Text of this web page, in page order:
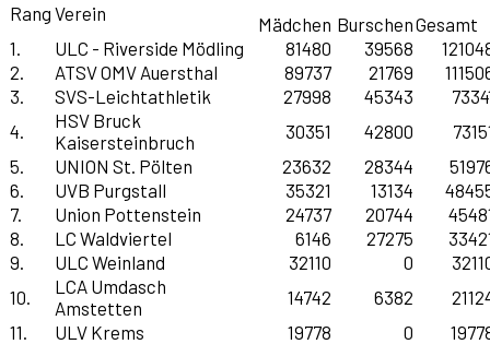
Rang Verein Mädchen BurschenGesamt
1.
ULC - Riverside Mödling 81480 39568
2.
ATSV OMV Auersthal 89737 21769
3.
SVS-Leichtathletik 27998 45343
4.
HSV Bruck
Kaisersteinbruch
30351 42800
5.
UNION St. Pölten 23632 28344
6.
UVB Purgstall 35321 13134
7.
Union Pottenstein 24737 20744
8.
LC Waldviertel 6146 27275
9.
ULC Weinland 32110 0
10.
LCA Umdasch
Amstetten
14742 6382
11.
ULV Krems 19778 0